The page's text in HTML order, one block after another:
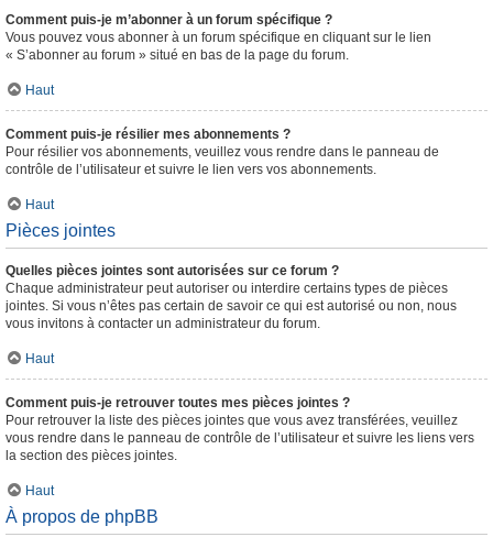
Comment puis-je m’abonner à un forum spécifique ?
Vous pouvez vous abonner à un forum spécifique en cliquant sur le lien
« S’abonner au forum » situé en bas de la page du forum.
Haut
Comment puis-je résilier mes abonnements ?
Pour résilier vos abonnements, veuillez vous rendre dans le panneau de
contrôle de l’utilisateur et suivre le lien vers vos abonnements.
Haut
Pièces jointes
Quelles pièces jointes sont autorisées sur ce forum ?
Chaque administrateur peut autoriser ou interdire certains types de pièces
jointes. Si vous n’êtes pas certain de savoir ce qui est autorisé ou non, nous
vous invitons à contacter un administrateur du forum.
Haut
Comment puis-je retrouver toutes mes pièces jointes ?
Pour retrouver la liste des pièces jointes que vous avez transférées, veuillez
vous rendre dans le panneau de contrôle de l’utilisateur et suivre les liens vers
la section des pièces jointes.
Haut
À propos de phpBB